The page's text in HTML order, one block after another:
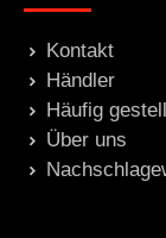
Kontakt
Händler
Häufig
Über uns